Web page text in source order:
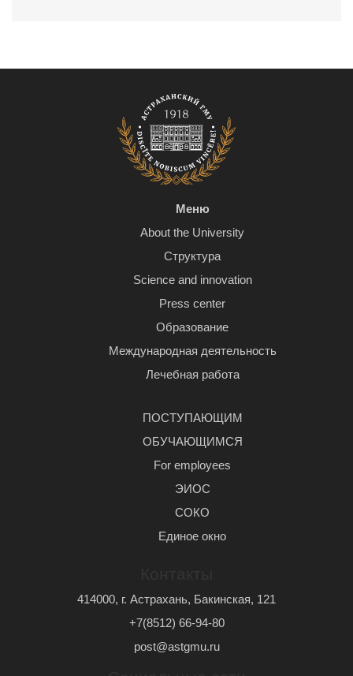
Меню
About the University
Структура
Science and innovation
Press center
Образование
Международная деятельность
Лечебная работа
ПОСТУПАЮЩИМ
ОБУЧАЮЩИМСЯ
For employees
ЭИОС
СОКО
Единое окно
414000, г. Астрахань, Бакинская, 121
+7(8512) 66-94-80
post@astgmu.ru